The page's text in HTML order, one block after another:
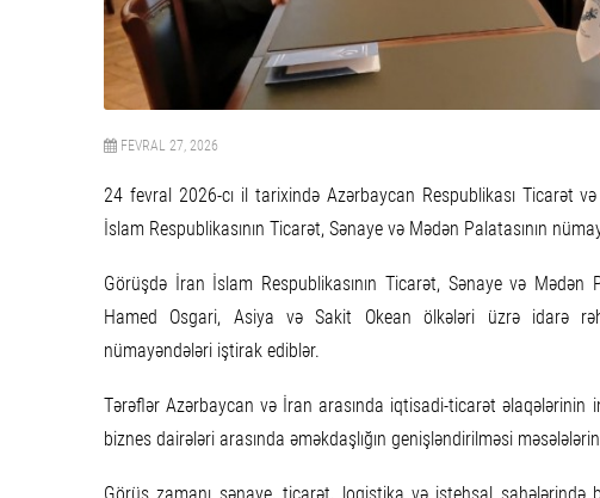
FEVRAL 27, 2026
24 fevral 2026-cı il tarixində Azərbaycan Respublikası Ticarət
İslam Respublikasının Ticarət, Sənaye və Mədən Palatasının
Görüşdə İran İslam Respublikasının Ticarət, Sənaye və
Hamed Osgari, Asiya və Sakit Okean ölkələri üzrə idarə
nümayəndələri iştirak ediblər.
Tərəflər Azərbaycan və İran arasında iqtisadi-ticarət əlaqələrinin
biznes dairələri arasında əməkdaşlığın genişləndirilməsi